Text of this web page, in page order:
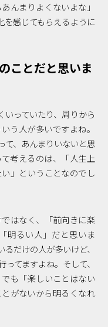
んまりよくないよな」
を感じてもらえるように
ことだと思いま
いっていたり、周りから
う人が多いですよね。
て、あんまりいないと思
考えるのは、「人生上
」ということなのでし
はなく、「前向きに楽
明るい人」だと思いま
だけの人が多いけど、
てますよね。そして、
も「楽しいことはない
がないから明るくなれ